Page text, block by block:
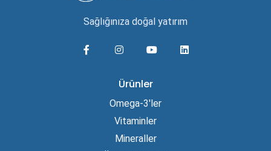
Sağlığınıza doğal yatırım
Ürünler
Omega-3'ler
Vitaminler
Mineraller